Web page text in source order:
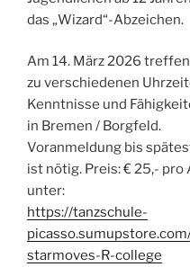
das „Wizard“-Abzeichen.
Am 14. März 2026
zu verschiedenen
Kenntnisse und
in Bremen / Borgfeld.
Voranmeldung bis
ist nötig. Preis: € 25,- pro
unter:
https://tanzschule-
starmoves-R-college